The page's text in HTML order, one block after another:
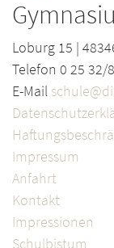
Loburg 15 |
Telefon 0 25 32/
E-Mail
Impressum
Anfahrt
Kontakt
Impressionen
Schulbistum